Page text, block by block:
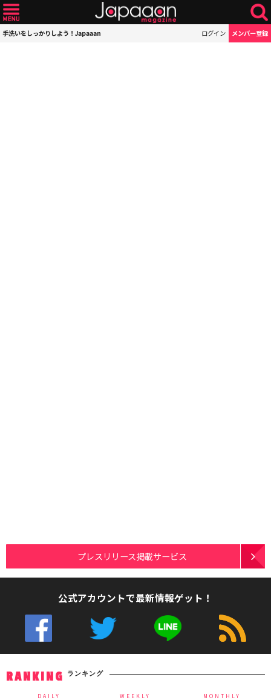
手洗いをしっかりしよう！Japaaan ログイン メンバー登録
プレスリリース掲載サービス
公式アカウントで最新情報ゲット！
RANKING ランキング
DAILY WEEKLY MONTHLY